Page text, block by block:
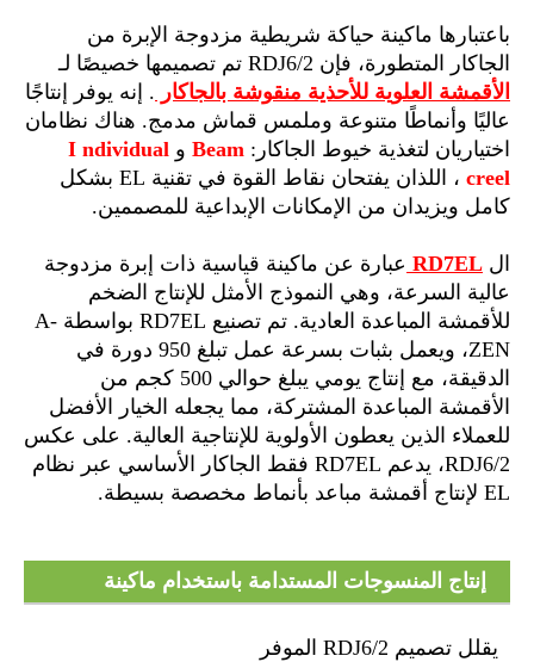
باعتبارها ماكينة حياكة شريطية مزدوجة الإبرة من
الجاكار المتطورة، فإن RDJ6/2 تم تصميمها خصيصًا لـ
الأقمشة العلوية للأحذية منقوشة بالجاكار . إنه يوفر إنتاجًا
عاليًا وأنماطًا متنوعة وملمس قماش مدمج. هناك نظامان
اختياريان لتغذية خيوط الجاكار: Beam و I ndividual
creel
، اللذان يفتحان نقاط القوة في تقنية EL بشكل
كامل ويزيدان من الإمكانات الإبداعية للمصممين.
ال RD7EL عبارة عن ماكينة قياسية ذات إبرة مزدوجة
عالية السرعة، وهي النموذج الأمثل للإنتاج الضخم
للأقمشة المباعدة العادية. تم تصنيع RD7EL بواسطة A-
ZEN، ويعمل بثبات بسرعة عمل تبلغ 950 دورة في
الدقيقة، مع إنتاج يومي يبلغ حوالي 500 كجم من
الأقمشة المباعدة المشتركة، مما يجعله الخيار الأفضل
للعملاء الذين يعطون الأولوية للإنتاجية العالية. على عكس
RDJ6/2، يدعم RD7EL فقط الجاكار الأساسي عبر نظام
EL لإنتاج أقمشة مباعد بأنماط مخصصة بسيطة.
إنتاج المنسوجات المستدامة باستخدام ماكينة
يقلل تصميم RDJ6/2 الموفر